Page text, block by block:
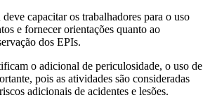
capacitar os trabalhadores para o uso
e fornecer orientações quanto ao
dos EPIs.
o adicional de periculosidade, o uso de
pois as atividades são consideradas
adicionais de acidentes e lesões.